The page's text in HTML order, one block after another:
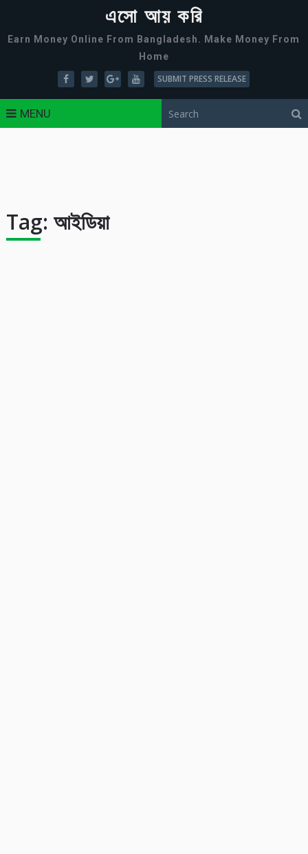
এসো আয় করি
Earn Money Online From Bangladesh. Make Money From
Home
SUBMIT PRESS RELEASE
MENU
Tag: আইডিয়া